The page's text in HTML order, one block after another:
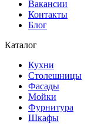
Вакансии
Контакты
Блог
Каталог
Кухни
Столешницы
Фасады
Мойки
Фурнитура
Шкафы